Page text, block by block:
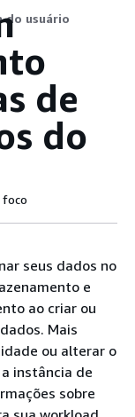
do usuário
de
do
foco
seus dados no
e
ao criar ou
Mais
ou alterar o
instância de
sobre